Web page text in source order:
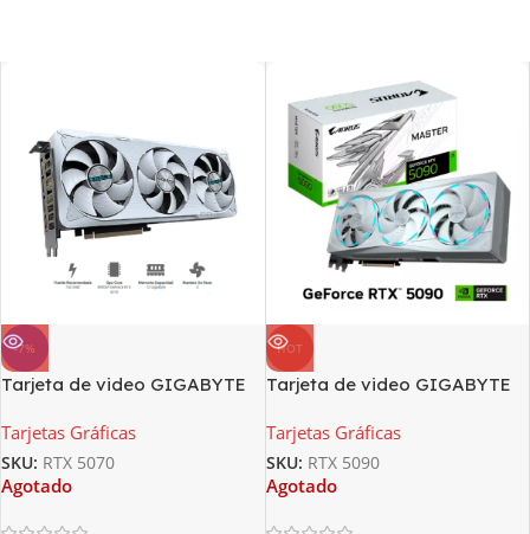
-7%
Tarjeta de video GIGABYTE
ICE SFF 12, 12 GB GDDR7,
PCIe Gen 5.0
Tarjetas Gráficas
SKU: RTX 5070
Agotado
HOT
Tarjeta de video GIGABYTE
MASTER ICE 32G, GDDR7,
PCIe Gen 5.0
Tarjetas Gráficas
SKU: RTX 5090
Agotado